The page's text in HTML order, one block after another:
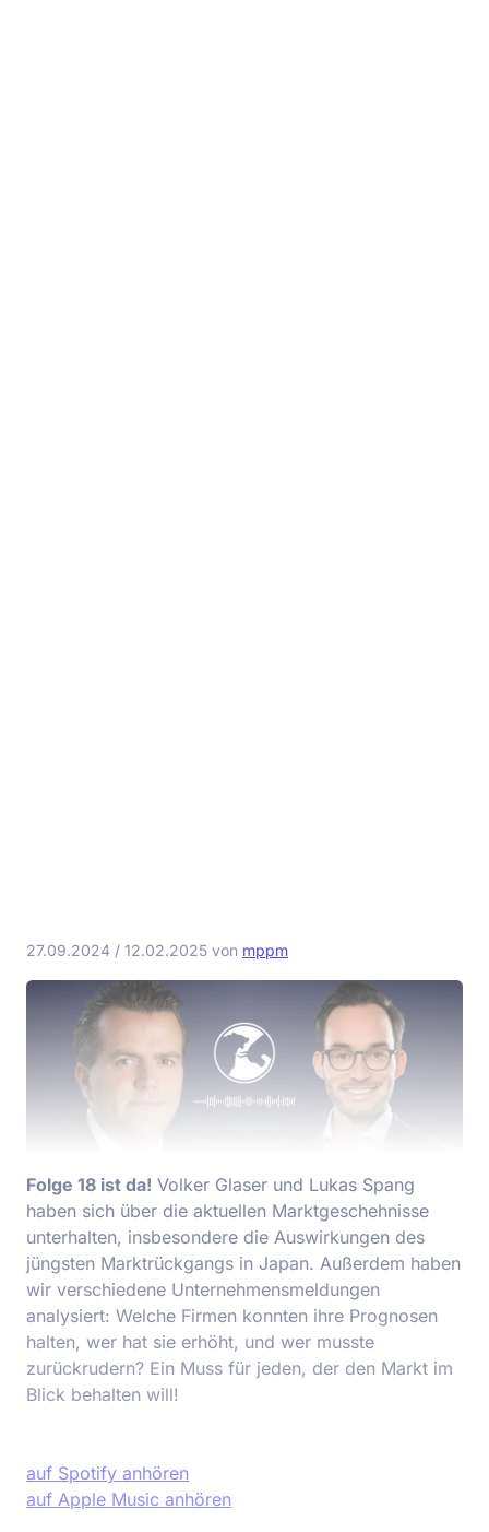
27.09.2024 / 12.02.2025 von mppm
Folge 18 ist da! Volker Glaser und Lukas Spang
haben sich über die aktuellen Marktgeschehnisse
unterhalten, insbesondere die Auswirkungen des
jüngsten Marktrückgangs in Japan. Außerdem haben
wir verschiedene Unternehmensmeldungen
analysiert: Welche Firmen konnten ihre Prognosen
halten, wer hat sie erhöht, und wer musste
zurückrudern? Ein Muss für jeden, der den Markt im
Blick behalten will!
auf Spotify anhören
auf Apple Music anhören